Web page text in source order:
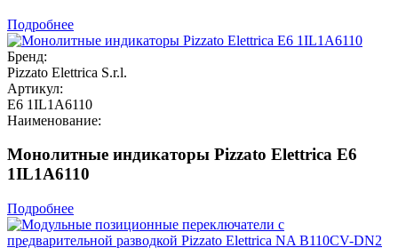
Подробнее
Бренд:
Pizzato Elettrica S.r.l.
Артикул:
E6 1IL1A6110
Наименование:
Монолитные индикаторы Pizzato Elettrica E6
1IL1A6110
Подробнее